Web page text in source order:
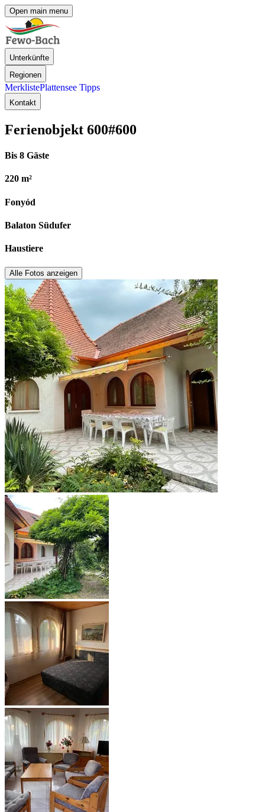
Open main menu
Unterkünfte
Regionen
MerklistePlattensee Tipps
Kontakt
Ferienobjekt 600#600
Bis 8 Gäste
220 m²
Fonyód
Balaton Südufer
Haustiere
Alle Fotos anzeigen